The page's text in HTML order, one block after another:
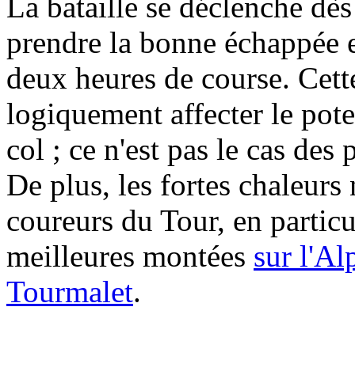
La bataille se déclenche
prendre la bonne
deux heures de course.
logiquement affecter le
col ; ce n'est pas le cas des
De plus, les fortes
coureurs du Tour, en
meilleures montées sur
Tourmalet.